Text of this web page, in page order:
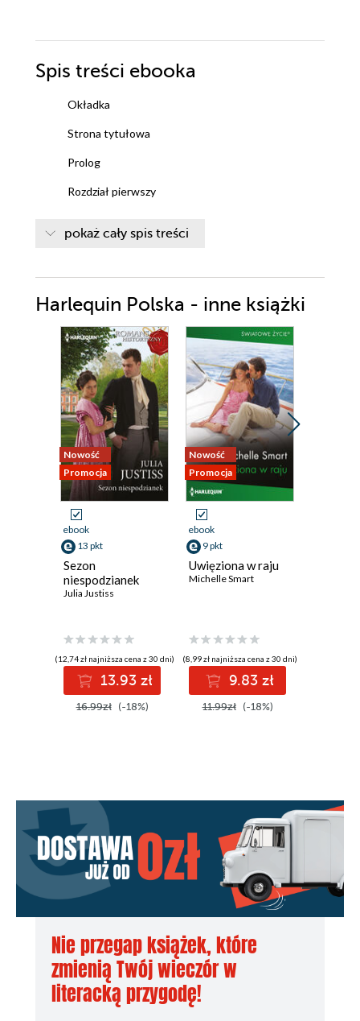
Spis treści ebooka
Okładka
Strona tytułowa
Prolog
Rozdział pierwszy
Rozdział czwarty
Rozdział piąty
Rozdział szósty
Rozdział siódmy
Rozdział ósmy
Rozdział dziewiąty
Rozdział dziesiąty
Rozdział jedenasty
Rozdział dwunasty
Rozdział trzynasty
Epilog
Strona redakcyjna
pokaż cały spis treści
Harlequin Polska - inne książki
Nowość
Promocja
ebook
13 pkt
Sezon
niespodzianek
Julia Justiss
(12,74 zł najniższa cena z 30 dni)
13.93 zł
16.99zł (-18%)
Nowość
Promocja
ebook
9 pkt
Uwięziona w raju
Michelle Smart
(8,99 zł najniższa cena z 30 dni)
9.83 zł
11.99zł (-18%)
Nie przegap książek, które
zmienią Twój wieczór w
literacką przygodę!